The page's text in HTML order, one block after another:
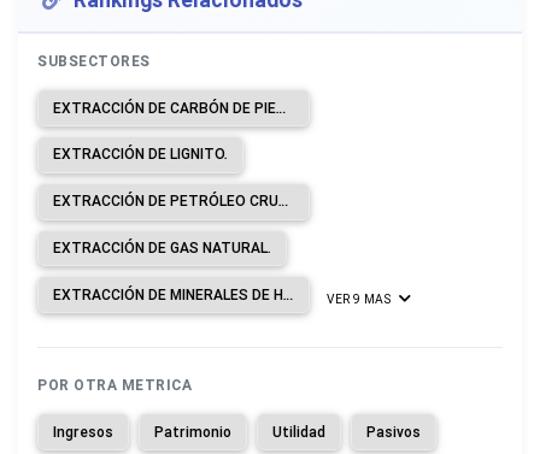
SUBSECTORES
EXTRACCIÓN DE CARBÓN DE PIEDRA.
EXTRACCIÓN DE LIGNITO.
EXTRACCIÓN DE PETRÓLEO CRUDO.
EXTRACCIÓN DE GAS NATURAL.
EXTRACCIÓN DE MINERALES DE HIERRO. VER 9 MAS
POR OTRA METRICA
Ingresos Patrimonio Utilidad Pasivos